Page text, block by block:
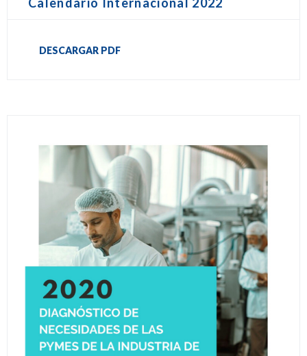
Calendario Internacional 2022
DESCARGAR PDF